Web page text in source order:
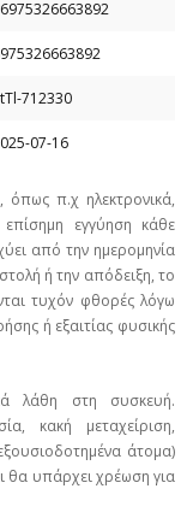
712330
07-16
όπως π.χ ηλεκτρονικά,
εγγύηση κάθε
από την ημερομηνία
ή την απόδειξη, το
τυχόν φθορές λόγω
ή εξαιτίας φυσικής
λάθη στη συσκευή.
κακή μεταχείριση,
άτομα)
θα υπάρχει χρέωση για